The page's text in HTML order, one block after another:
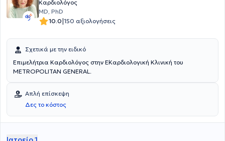
Καρδιολόγος
MD, PhD
10.0|150 αξιολογήσεις
Σχετικά με την ειδικό
Επιμελήτρια Καρδιολόγος στην Ε΄Καρδιολογική Κλινική του
METROPOLITAN GENERAL.
Απλή επίσκεψη
Δες το κόστος